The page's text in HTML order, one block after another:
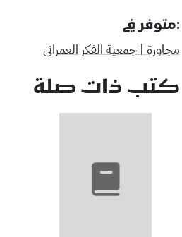
:متوفر في
مجاورة | جمعية الفكر العمراني
كتب ذات صلة